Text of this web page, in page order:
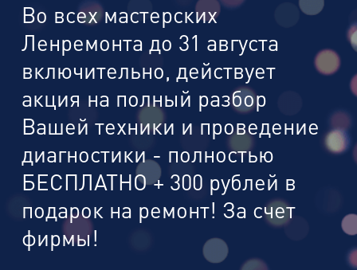
Во всех мастерских
Ленремонта до 31 августа
включительно, действует
акция на полный разбор
Вашей техники и проведение
диагностики - полностью
БЕСПЛАТНО + 300 рублей в
подарок на ремонт! За счет
фирмы!